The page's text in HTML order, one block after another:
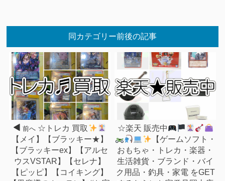
同カテゴリー前後の記事
前へ ☆トレカ 買取
【メイ】【ブラッキー★】
【ブラッキーex】【アルセ
ウスVSTAR】【セレナ】
【ピッピ】【コイキング】
☆楽天 販売中
【ゲームソフト・
おもちゃ・トレカ・楽器・
生活雑貨・ブランド・バイ
ク用品・釣具・家電 をGET